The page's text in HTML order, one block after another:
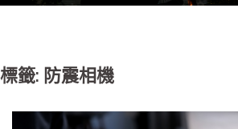
標籤: 防震相機